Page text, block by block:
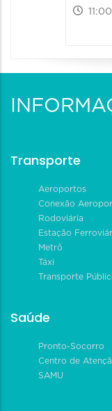
Transporte
Aeroportos
Conexão
Rodoviária
Estação
Metrô
Táxi
Transporte
Saúde
Pronto-Socorro
Centro de
SAMU